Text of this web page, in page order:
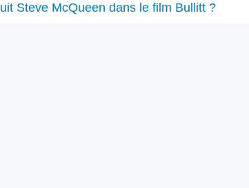
Steve McQueen dans le film Bullitt ?